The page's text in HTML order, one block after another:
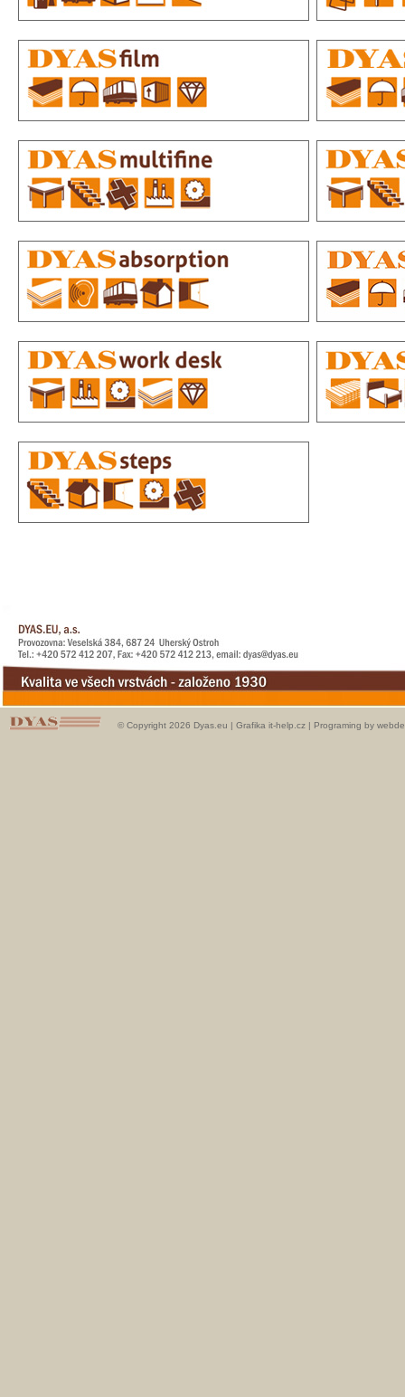
© Copyright 2026 Dyas.eu | Grafika it-help.cz | Programing by